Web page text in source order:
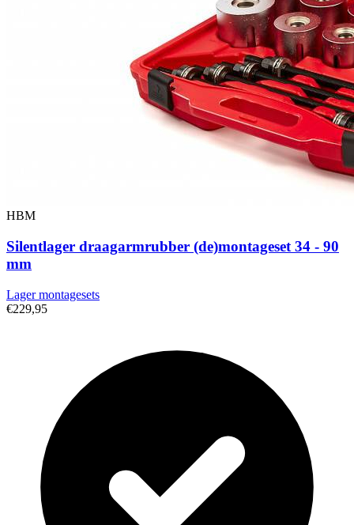
HBM
Silentlager draagarmrubber (de)montageset 34 - 90
mm
Lager montagesets
€229,95